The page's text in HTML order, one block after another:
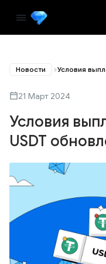
Новости Условия
21 Март 2024
Условия
USDT